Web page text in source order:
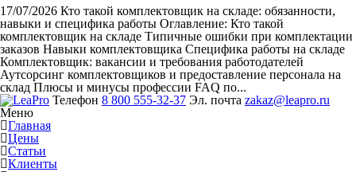
17/07/2026 Кто такой комплектовщик на складе: обязанности,
навыки и специфика работы Оглавление: Кто такой
комплектовщик на складе Типичные ошибки при комплектации
заказов Навыки комплектовщика Специфика работы на складе
Комплектовщик: вакансии и требования работодателей
Аутсорсинг комплектовщиков и предоставление персонала на
склад Плюсы и минусы профессии FAQ по...
Телефон 8 800 555-32-37 Эл. почта zakaz@leapro.ru
Меню
Главная
Цены
Статьи
Клиенты